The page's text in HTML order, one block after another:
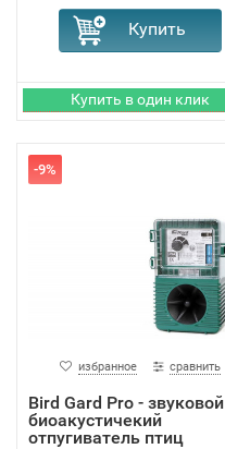
-9%
избранное сравнить
Bird Gard Pro - звуковой
биоакустичекий
отпугиватель птиц